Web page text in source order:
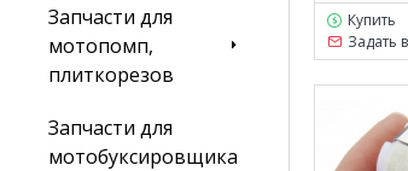
Запчасти для
мотопомп,
плиткорезов
Запчасти для
мотобуксировщика
Купить
Задать